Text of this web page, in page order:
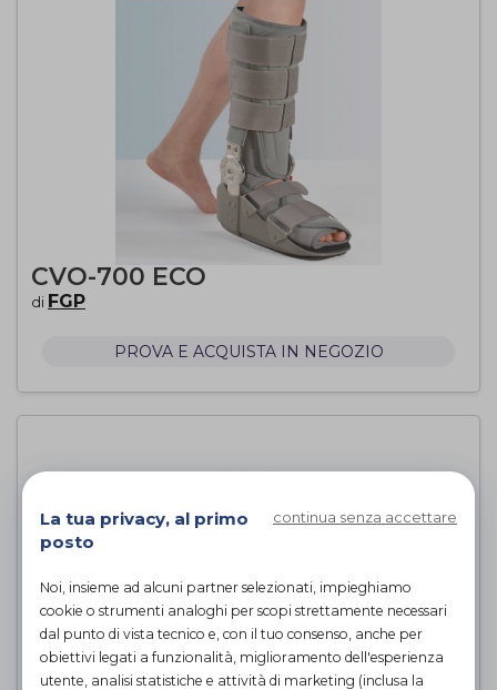
CVO-700 ECO
di FGP
PROVA E ACQUISTA IN NEGOZIO
La tua privacy, al primo
posto
continua senza accettare
Noi, insieme ad alcuni partner selezionati, impieghiamo
cookie o strumenti analoghi per scopi strettamente necessari
dal punto di vista tecnico e, con il tuo consenso, anche per
obiettivi legati a funzionalità, miglioramento dell'esperienza
utente, analisi statistiche e attività di marketing (inclusa la